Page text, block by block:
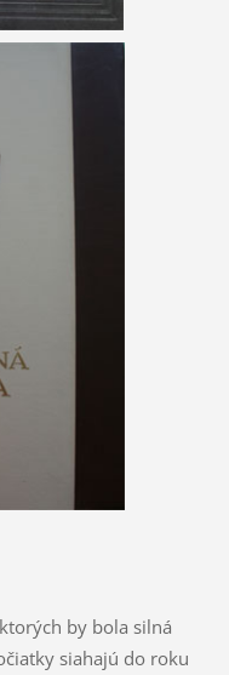
1998
by bola silná
siahajú do roku